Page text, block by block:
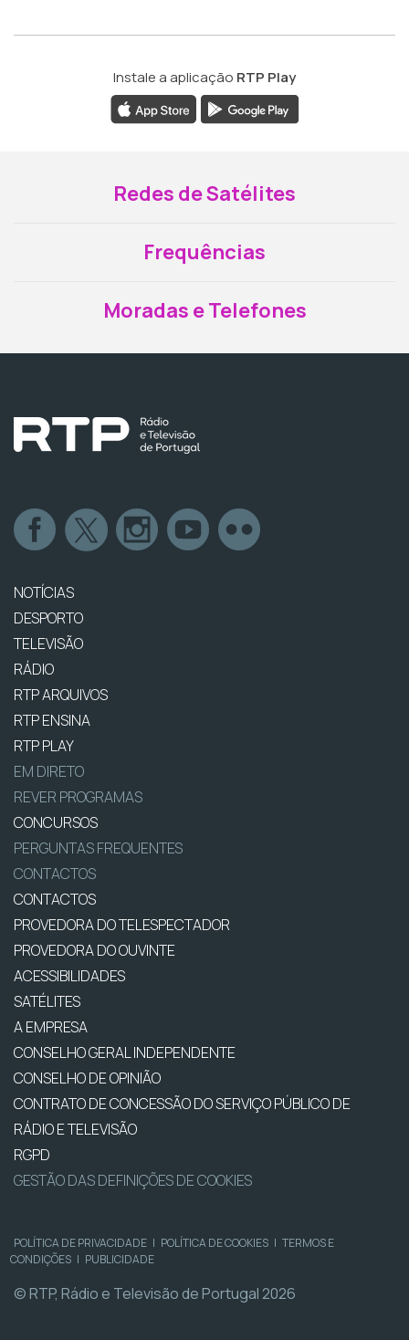
Instale a aplicação RTP Play
Redes de Satélites
Frequências
Moradas e Telefones
NOTÍCIAS
DESPORTO
TELEVISÃO
RÁDIO
RTP ARQUIVOS
RTP ENSINA
RTP PLAY
EM DIRETO
REVER PROGRAMAS
CONCURSOS
PERGUNTAS FREQUENTES
CONTACTOS
CONTACTOS
PROVEDORA DO TELESPECTADOR
PROVEDORA DO OUVINTE
ACESSIBILIDADES
SATÉLITES
A EMPRESA
CONSELHO GERAL INDEPENDENTE
CONSELHO DE OPINIÃO
CONTRATO DE CONCESSÃO DO SERVIÇO PÚBLICO DE
RÁDIO E TELEVISÃO
RGPD
GESTÃO DAS DEFINIÇÕES DE COOKIES
POLÍTICA DE PRIVACIDADE | POLÍTICA DE COOKIES | TERMOS E
CONDIÇÕES | PUBLICIDADE
© RTP, Rádio e Televisão de Portugal 2026